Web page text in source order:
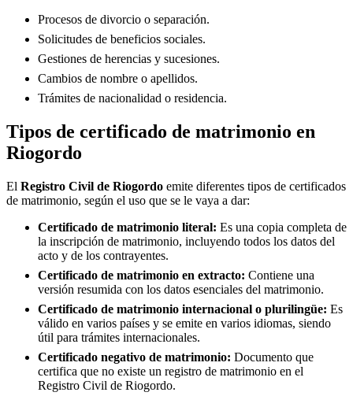
Procesos de divorcio o separación.
Solicitudes de beneficios sociales.
Gestiones de herencias y sucesiones.
Cambios de nombre o apellidos.
Trámites de nacionalidad o residencia.
Tipos de certificado de matrimonio en
Riogordo
El Registro Civil de Riogordo emite diferentes tipos de certificados
de matrimonio, según el uso que se le vaya a dar:
Certificado de matrimonio literal: Es una copia completa de
la inscripción de matrimonio, incluyendo todos los datos del
acto y de los contrayentes.
Certificado de matrimonio en extracto: Contiene una
versión resumida con los datos esenciales del matrimonio.
Certificado de matrimonio internacional o plurilingüe: Es
válido en varios países y se emite en varios idiomas, siendo
útil para trámites internacionales.
Certificado negativo de matrimonio: Documento que
certifica que no existe un registro de matrimonio en el
Registro Civil de Riogordo.